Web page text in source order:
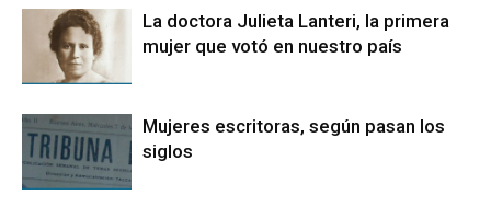
La doctora Julieta Lanteri, la primera
mujer que votó en nuestro país
Mujeres escritoras, según pasan los
siglos